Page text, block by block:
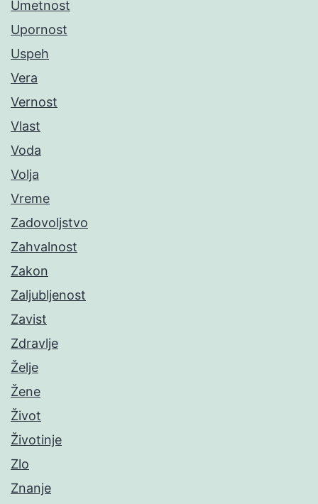
Umetnost
Upornost
Uspeh
Vera
Vernost
Vlast
Voda
Volja
Vreme
Zadovoljstvo
Zahvalnost
Zakon
Zaljubljenost
Zavist
Zdravlje
Želje
Žene
Život
Životinje
Zlo
Znanje